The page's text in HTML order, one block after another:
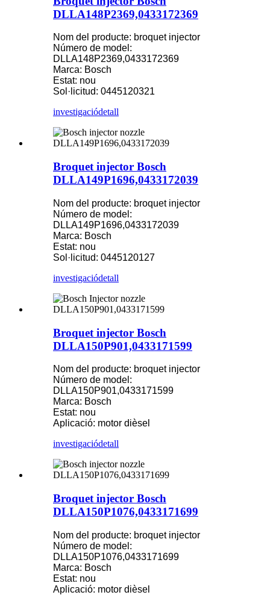
DLLA148P2369,0433172369
Nom del producte: broquet injector
Número de model:
DLLA148P2369,0433172369
Marca: Bosch
Estat: nou
Sol·licitud: 0445120321
investigaciódetall
Broquet injector Bosch
DLLA149P1696,0433172039
Nom del producte: broquet injector
Número de model:
DLLA149P1696,0433172039
Marca: Bosch
Estat: nou
Sol·licitud: 0445120127
investigaciódetall
Broquet injector Bosch
DLLA150P901,0433171599
Nom del producte: broquet injector
Número de model:
DLLA150P901,0433171599
Marca: Bosch
Estat: nou
Aplicació: motor dièsel
investigaciódetall
Broquet injector Bosch
DLLA150P1076,0433171699
Nom del producte: broquet injector
Número de model:
DLLA150P1076,0433171699
Marca: Bosch
Estat: nou
Aplicació: motor dièsel